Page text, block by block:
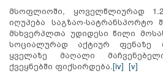
მსოფლიოში, ყოველწლიურად
იღუპება საგზაო-სატრანსპორტო
მსხვერპლთა უდიდესი წილი
სოციალურად აქტიურ
ყველაზე მაღალი
ქვეყნებში ფიქსირდება.[iv] [v]